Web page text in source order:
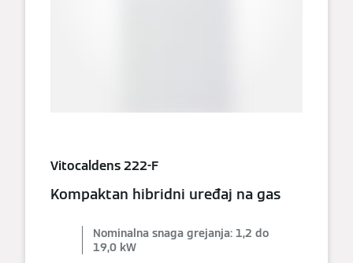
Vitocaldens 222-F
Kompaktan hibridni uređaj na gas
Nominalna snaga grejanja: 1,2 do
19,0 kW